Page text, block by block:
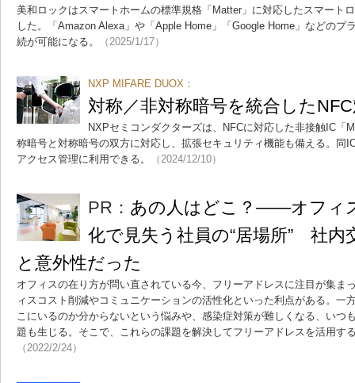
美和ロックはスマートホームの標準規格「Matter」に対応したスマート
した。「Amazon Alexa」や「Apple Home」「Google Home」などのプ
続が可能になる。
（2025/1/17）
NXP MIFARE DUOX：
対称／非対称暗号を統合した
NXPセミコンダクターズは、NFCに対応した非接触IC「
称暗号と対称暗号の双方に対応し、拡張セキュリティ機能も備える。同
アクセス管理に利用できる。
（2024/12/10）
PR： あの人はどこ？――オフィ
化で見失う社員の“居場所” 社内
と意外性だった
オフィスの在り方が問い直されている今、フリーアドレスに注目が集ま
ィスコスト削減やコミュニケーションの活性化といった利点がある。一
こにいるのか分からないという悩みや、感染症対策が難しくなる、いつ
題も生じる。そこで、これらの課題を解決してフリーアドレスを活用す
（2022/2/24）